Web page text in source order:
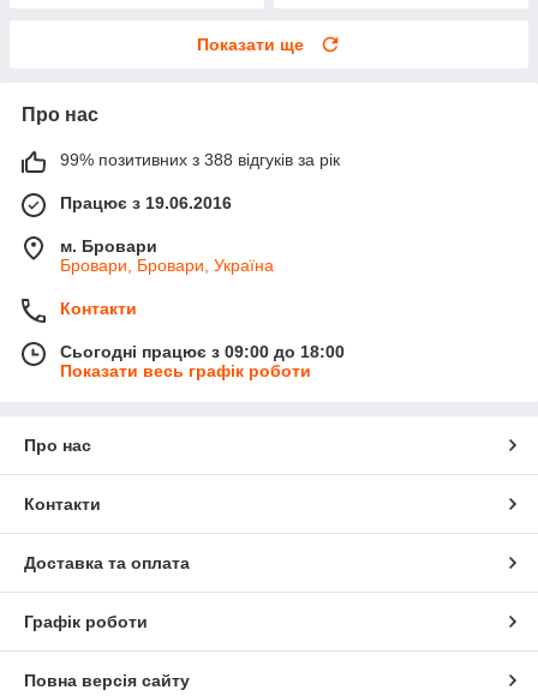
Показати ще
Про нас
99% позитивних з 388 відгуків за рік
Працює з 19.06.2016
м. Бровари
Бровари, Бровари, Україна
Контакти
Сьогодні працює з 09:00 до 18:00
Показати весь графік роботи
Про нас
Контакти
Доставка та оплата
Графік роботи
Повна версія сайту